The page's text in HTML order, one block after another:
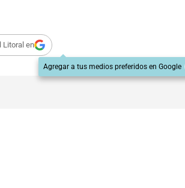
Litoral en
Agregar a tus medios preferidos en Google